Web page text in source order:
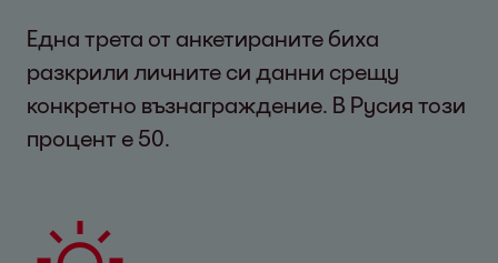
Една трета от анкетираните биха
разкрили личните си данни срещу
конкретно възнаграждение. В Русия този
процент е 50.